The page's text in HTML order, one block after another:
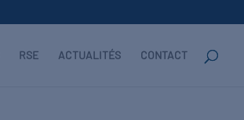
RSE ACTUALITÉS CONTACT